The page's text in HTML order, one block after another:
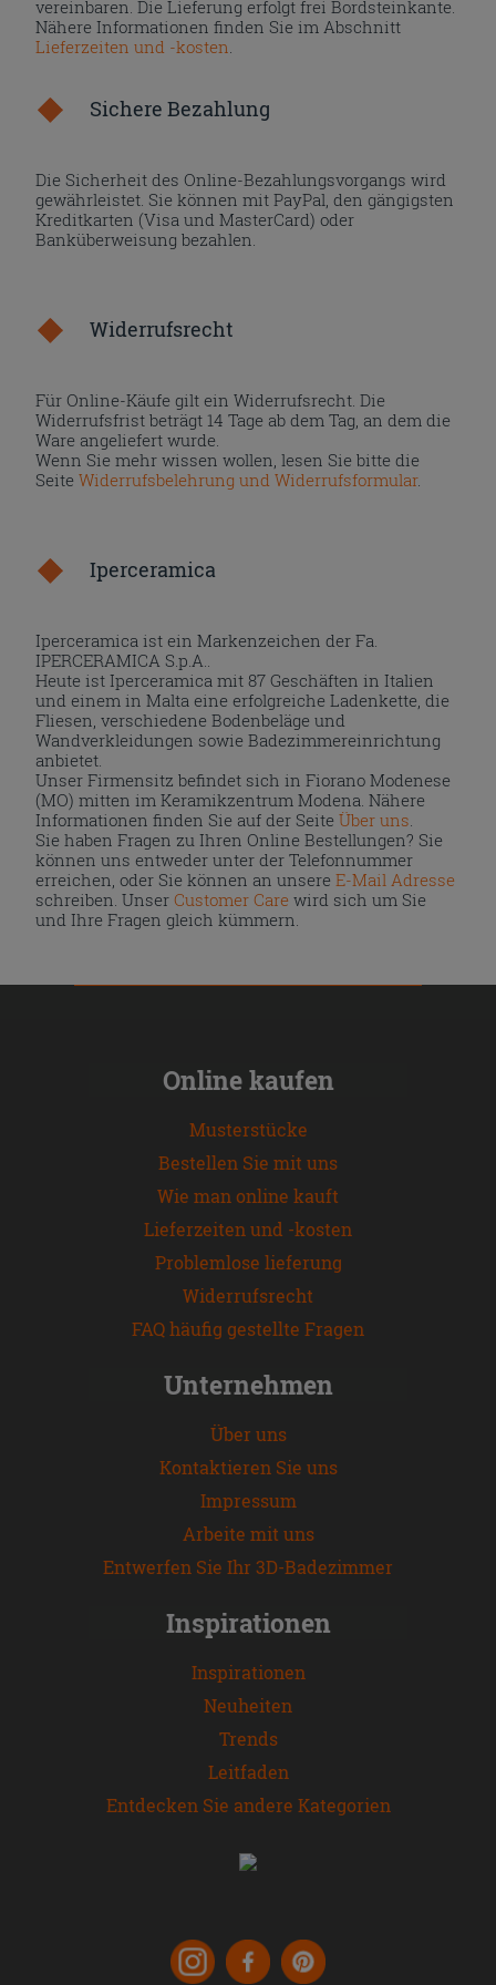
vereinbaren. Die Lieferung erfolgt frei Bordsteinkante.
Nähere Informationen finden Sie im Abschnitt
Lieferzeiten und -kosten
Sichere Bezahlung
Die Sicherheit des Online-Bezahlungsvorgangs wird
gewährleistet. Sie können mit PayPal, den gängigsten
Kreditkarten (Visa und MasterCard) oder
Banküberweisung bezahlen.
Widerrufsrecht
Für Online-Käufe gilt ein Widerrufsrecht. Die
Widerrufsfrist beträgt 14 Tage ab dem Tag, an dem die
Ware angeliefert wurde.
Wenn Sie mehr wissen wollen, lesen Sie bitte die
SeiteWiderrufsbelehrung und Widerrufsformular.
Iperceramica
Iperceramica ist ein Markenzeichen der Fa.
IPERCERAMICA S.p.A..
Heute ist Iperceramica mit 87 Geschäften in Italien
und einem in Malta eine erfolgreiche Ladenkette, die
Fliesen, verschiedene Bodenbeläge und
Wandverkleidungen sowie Badezimmereinrichtung
anbietet.
Unser Firmensitz befindet sich in Fiorano Modenese
(MO) mitten im Keramikzentrum Modena. Nähere
Informationen finden Sie auf der Seite Über uns
Sie haben Fragen zu Ihren Online Bestellungen? Sie
können uns entweder unter der Telefonnummer
erreichen, oder Sie können an unsereE-Mail Adresse
schreiben. UnserCustomer Care wird sich um Sie
und Ihre Fragen gleich kümmern.
Online kaufen
Musterstücke
Bestellen Sie mit uns
Wie man online kauft
Lieferzeiten und -kosten
Problemlose lieferung
Widerrufsrecht
FAQ häufig gestellte Fragen
Unternehmen
Über uns
Kontaktieren Sie uns
Impressum
Arbeite mit uns
Entwerfen Sie Ihr 3D-Badezimmer
Inspirationen
Inspirationen
Neuheiten
Trends
Leitfaden
Entdecken Sie andere Kategorien